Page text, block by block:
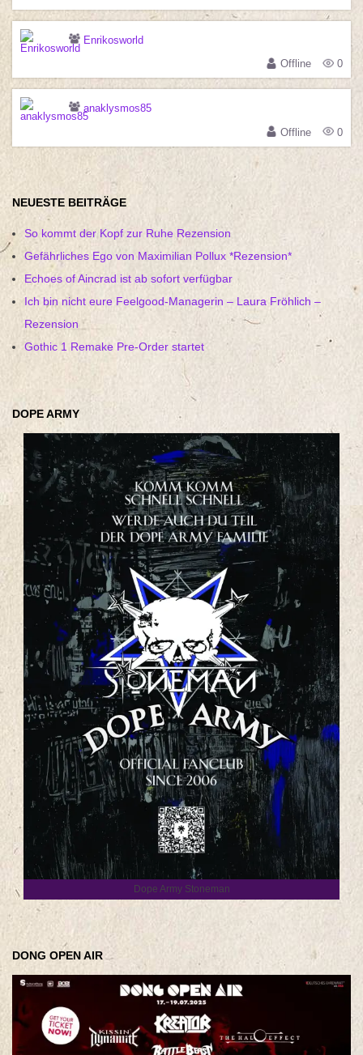
Enrikosworld
Offline
0
anaklysmos85
Offline
0
NEUESTE BEITRÄGE
So kommt der Kopf zur Ruhe Rezension
Gefährliches Ego von Maximilian Pollux *Rezension*
Echoes of Aincrad ist ab sofort verfügbar
Ich bin nicht eure Feelgood-Managerin – Laura Fröhlich –
Rezension
Gothic 1 Remake Pre-Order startet
DOPE ARMY
Dope Army Stoneman
DONG OPEN AIR